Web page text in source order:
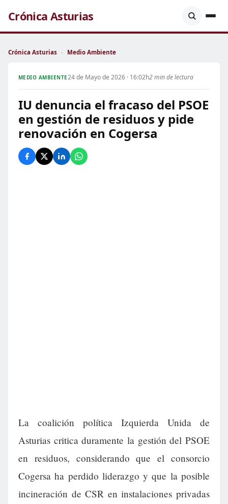
Crónica Asturias
Crónica Asturias › Medio Ambiente
MEDIO AMBIENTE24 de Mayo de 2026 · 16:02h2 min de lectura
IU denuncia el fracaso del PSOE
en gestión de residuos y pide
renovación en Cogersa
La coalición política Izquierda Unida de
Asturias critica duramente la gestión del PSOE
en residuos, considerando que el consorcio
Cogersa ha perdido liderazgo y que la posible
incineración de CSR en instalaciones privadas